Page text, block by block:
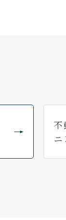
不
ニ